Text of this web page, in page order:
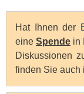
Hat Ihnen der
eine Spende in
Diskussionen
finden Sie auch